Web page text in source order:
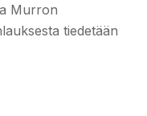
Murron
tiedetään